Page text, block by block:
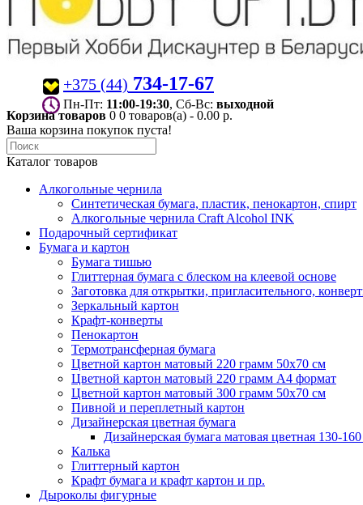
+375 (44) 734-17-67
Пн-Пт: 11:00-19:30 , Сб-Вс: выходной
Корзина товаров 0 0 товаров(а) - 0.00 р.
Ваша корзина покупок пуста!
Каталог товаров
Алкогольные чернила
Синтетическая бумага, пластик, пенокартон, спирт
Алкогольные чернила Craft Alcohol INK
Подарочный сертификат
Бумага и картон
Бумага тишью
Глиттерная бумага с блеском на клеевой основе
Заготовка для открытки, пригласительного,
Зеркальный картон
Крафт-конверты
Пенокартон
Термотрансферная бумага
Цветной картон матовый 220 грамм 50х70 см
Цветной картон матовый 220 грамм A4 формат
Цветной картон матовый 300 грамм 50х70 см
Пивной и переплетный картон
Дизайнерская цветная бумага
Дизайнерская бумага матовая цветная 130-
Калька
Глиттерный картон
Крафт бумага и крафт картон и пр.
Дыроколы фигурные